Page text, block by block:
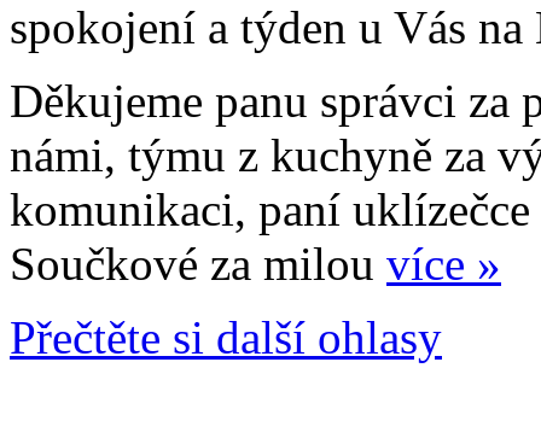
spokojení a týden u Vás
Děkujeme panu správci za
námi, týmu z kuchyně za
komunikaci, paní
Součkové za milou více »
Přečtěte si další ohlasy